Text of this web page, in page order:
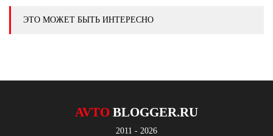
ЭТО МОЖЕТ БЫТЬ ИНТЕРЕСНО
AVTO BLOGGER.RU
2011 - 2026